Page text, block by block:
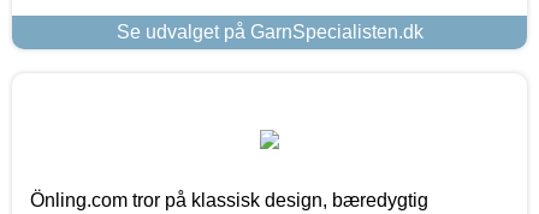
Se udvalget på GarnSpecialisten.dk
Önling.com tror på klassisk design, bæredygtig